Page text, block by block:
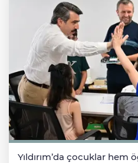
Yıldırım’da çocuklar